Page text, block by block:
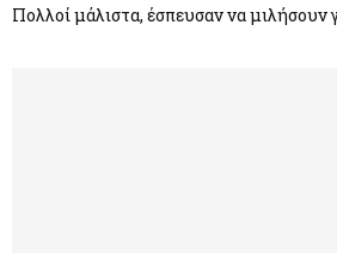
Πολλοί μάλιστα, έσπευσαν να μιλήσουν